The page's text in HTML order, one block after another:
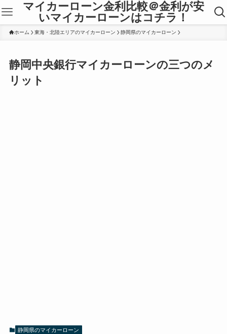
マイカーローン金利比較＠金利が安
いマイカーローンはコチラ！
ホーム 東海・北陸エリアのマイカーローン 静岡県のマイカーローン
静岡中央銀行マイカーローンの三つのメ
リット
静岡県のマイカーローン